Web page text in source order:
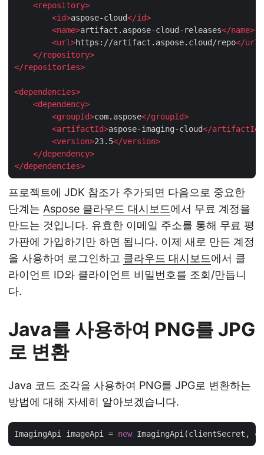
<repository>
<id>aspose-cloud</id>
<name>artifact.aspose-cloud-releases</name>
<url>https://artifact.aspose.cloud/repo</url
</repository>
</repositories>
<dependencies>
<dependency>
<groupId>com.aspose</groupId>
<artifactId>aspose-imaging-cloud</artifactId
<version>23.5</version>
</dependency>
</dependencies>
프로젝트에 JDK 참조가 추가되면 다음으로 중요한
단계는 Aspose 클라우드 대시보드에서 무료 계정을
만드는 것입니다. 유효한 이메일 주소를 통해 무료 평
가판에 가입하기만 하면 됩니다. 이제 새로 만든 계정
을 사용하여 로그인하고 클라우드 대시보드에서 클
라이언트 ID와 클라이언트 비밀번호를 조회/만듭니
다.
Java를 사용하여 PNG를 JPG
로 변환
Java 코드 조각을 사용하여 PNG를 JPG로 변환하는
방법에 대해 자세히 알아보겠습니다.
ImagingApi imageApi = new